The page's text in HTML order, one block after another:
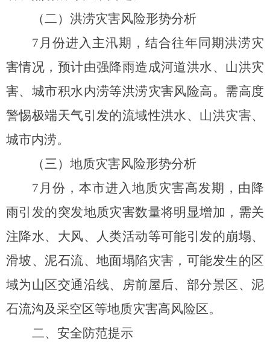
（二）洪涝灾害风险形势分析
7月份进入主汛期，结合往年同期洪涝灾
害情况，预计由强降雨造成河道洪水、山洪灾
害、城市积水内涝等洪涝灾害风险高。 需高度
警惕极端天气引发的流域性洪水、 山洪灾害、
城市内涝。
（三）地质灾害风险形势分析
7月份，本市进入地质灾害高发期，由降
雨引发的突发地质灾害数量将明显增加，需关
注降水、大风、人类活动等可能引发的崩塌、
滑坡、泥石流、地面塌陷灾害，可能发生的区
域为山区交通沿线、房前屋后、部分景区、泥
石流沟及采空区等地质灾害高风险区。
二、安全防范提示